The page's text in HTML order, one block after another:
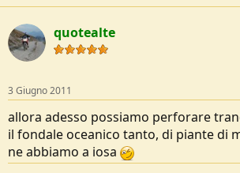
quotealte
3 Giugno 2011
allora adesso possiamo perforare
il fondale oceanico tanto, di piante di
ne abbiamo a iosa